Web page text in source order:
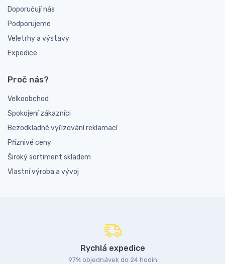
Doporučují nás
Podporujeme
Veletrhy a výstavy
Expedice
Proč nás?
Velkoobchod
Spokojení zákazníci
Bezodkladné vyřizování reklamací
Příznivé ceny
Široký sortiment skladem
Vlastní výroba a vývoj
Rychlá expedice
97% objednávek do 24 hodin